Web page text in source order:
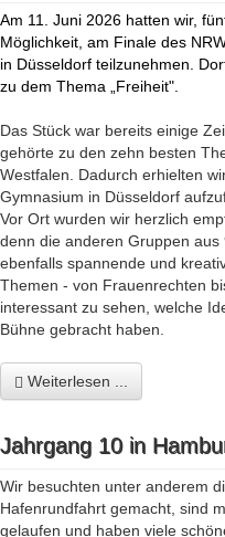
Am 11. Juni 2026 hatten wir,
Möglichkeit, am Finale des
in Düsseldorf teilzunehmen.
zu dem Thema „Freiheit".
Das Stück war bereits einige
gehörte zu den zehn besten
Westfalen. Dadurch erhielten
Gymnasium in Düsseldorf
Vor Ort wurden wir herzlich
denn die anderen Gruppen
ebenfalls spannende und
Themen - von Frauenrechten
interessant zu sehen, welche
Bühne gebracht haben.
Weiterlesen ...
Jahrgang 10 in
Wir besuchten unter anderem
Hafenrundfahrt gemacht, sind
gelaufen und haben viele